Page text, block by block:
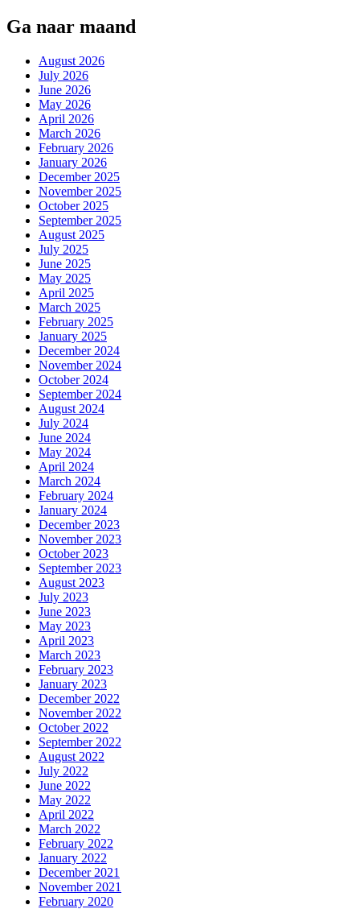
Ga naar maand
August 2026
July 2026
June 2026
May 2026
April 2026
March 2026
February 2026
January 2026
December 2025
November 2025
October 2025
September 2025
August 2025
July 2025
June 2025
May 2025
April 2025
March 2025
February 2025
January 2025
December 2024
November 2024
October 2024
September 2024
August 2024
July 2024
June 2024
May 2024
April 2024
March 2024
February 2024
January 2024
December 2023
November 2023
October 2023
September 2023
August 2023
July 2023
June 2023
May 2023
April 2023
March 2023
February 2023
January 2023
December 2022
November 2022
October 2022
September 2022
August 2022
July 2022
June 2022
May 2022
April 2022
March 2022
February 2022
January 2022
December 2021
November 2021
February 2020